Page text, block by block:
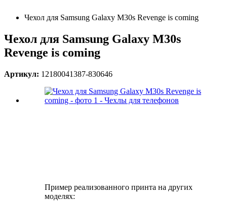
Чехол для Samsung Galaxy M30s Revenge is coming
Чехол для Samsung Galaxy M30s
Revenge is coming
Артикул: 12180041387-830646
Пример реализованного принта на других
моделях: